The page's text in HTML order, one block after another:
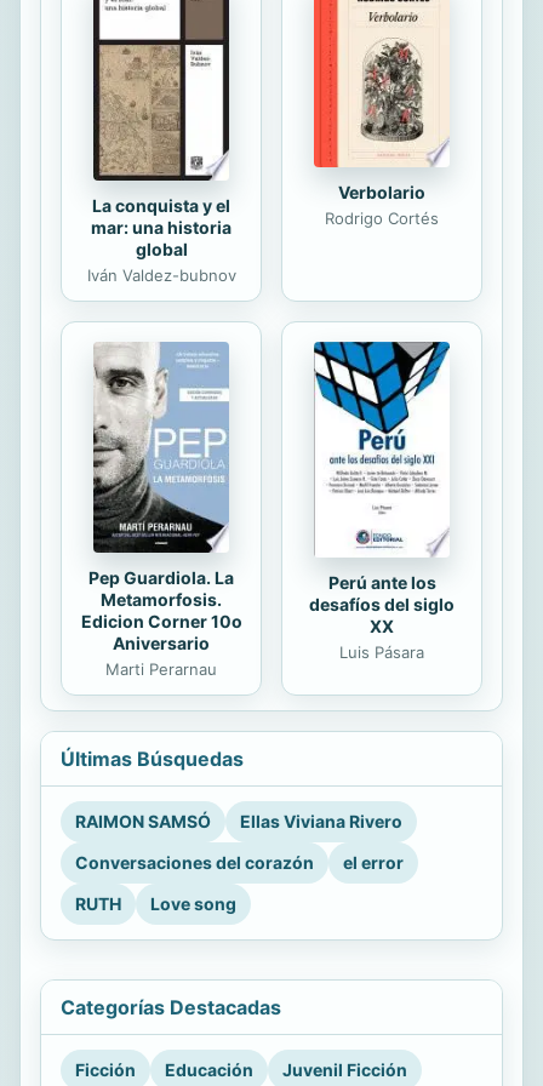
específicos, heredados de sus
ancestros paleolíticos. Frente a ellos,
el resto de los europeos serían
herederos de las poblaciones
neolíticas venidas de Anatolia y
Oriente Próximo y tendrían...
La conquista y el
mar: una historia
global
Iván Valdez-bubnov
Verbolario
Rodrigo Cortés
Pep Guardiola. La
Metamorfosis.
Edicion Corner 10o
Aniversario
Marti Perarnau
Perú ante los
desafíos del siglo
XX
Luis Pásara
Últimas Búsquedas
RAIMON SAMSÓ
Ellas Viviana Rivero
Conversaciones del corazón
el error
RUTH
Love song
Categorías Destacadas
Ficción Educación Juvenil Ficción